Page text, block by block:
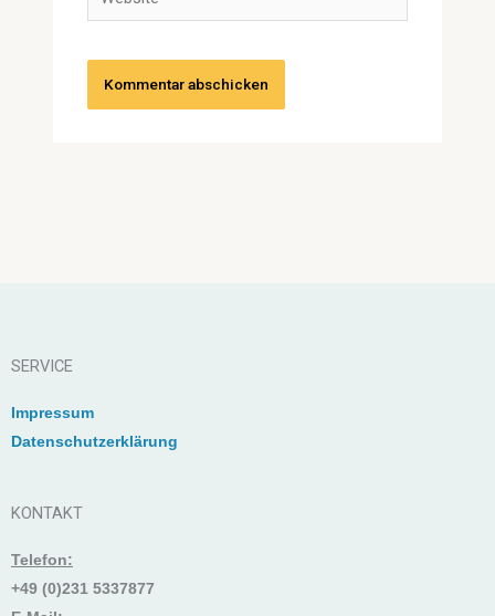
SERVICE
Impressum
Datenschutzerklärung
KONTAKT
Telefon:
+49 (0)231 5337877